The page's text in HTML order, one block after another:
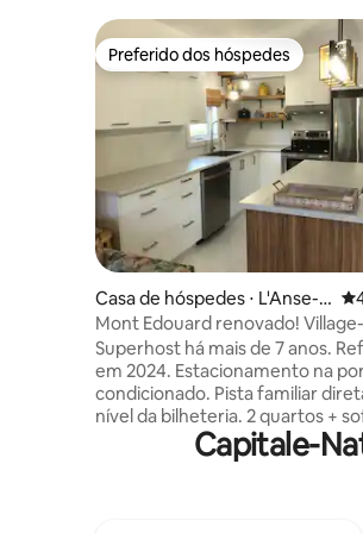
Preferido dos hóspedes
Preferido dos hóspedes
Casa de hóspedes ⋅ L'Anse-S
aint-Jean
Mont Edouard renovado!
Fjord Trails
Superhost há mais de 7 anos.
em 2024. Estacionamento na
condicionado. Pista familiar
nível da bilheteria. 2 quartos +
na sala de estar, cozinha
chuveiro com banheira. Wi-Fi
Capitale-